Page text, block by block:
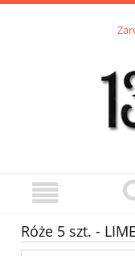
Róże 5 szt. -